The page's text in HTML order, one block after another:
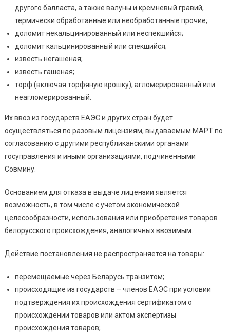
другого балласта, а также валуны и кремневый гравий,
термически обработанные или необработанные прочие;
доломит некальцинированный или неспекшийся;
доломит кальцинированный или спекшийся;
известь негашеная;
известь гашеная;
торф (включая торфяную крошку), агломерированный или
неагломерированный.
Их ввоз из государств ЕАЭС и других стран будет
осуществляться по разовым лицензиям, выдаваемым МАРТ по
согласованию с другими республиканскими органами
госуправления и иными организациями, подчиненными
Совмину.
Основанием для отказа в выдаче лицензии является
возможность, в том числе с учетом экономической
целесообразности, использования или приобретения товаров
белорусского происхождения, аналогичных ввозимым.
Действие постановления не распространяется на товары:
перемещаемые через Беларусь транзитом;
происходящие из государств – членов ЕАЭС при условии
подтверждения их происхождения сертификатом о
происхождении товаров или актом экспертизы
происхождения товаров;